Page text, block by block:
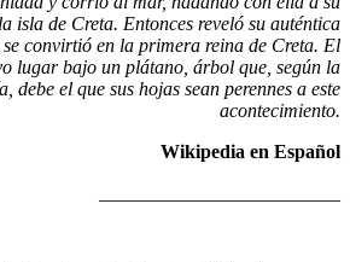
isla de Creta. Entonces reveló su auténtica
convirtió en la primera reina de Creta. El
lugar bajo un plátano, árbol que, según la
debe el que sus hojas sean perennes a este
acontecimiento.
Wikipedia en Español